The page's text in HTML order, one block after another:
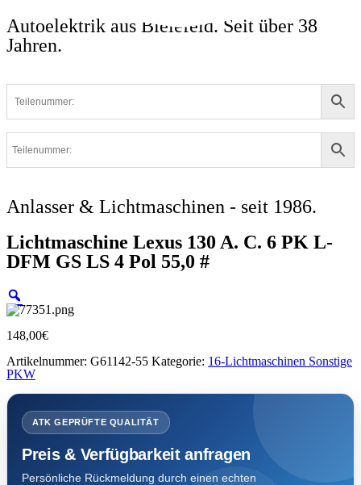
Autoelektrik aus Bielefeld. Seit über 38
Jahren.
Anlasser & Lichtmaschinen - seit 1986.
Lichtmaschine Lexus 130 A. C. 6 PK L-
DFM GS LS 4 Pol 55,0 #
148,00€
Artikelnummer: G61142-55 Kategorie: 16-Lichtmaschinen Sonstige
PKW
ATK GEPRÜFTE QUALITÄT
Preis & Verfügbarkeit anfragen
Persönliche Rückmeldung durch einen echten